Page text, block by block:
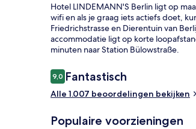
Hotel LINDEMANN'S Berlin ligt op
wifi en als je graag iets actiefs doet,
Friedrichstrasse en Dierentuin van
accommodatie ligt op korte
minuten naar Station Bülowstraße.
Beoordelingen
9,09,0 op 10 –
Fantastisch
Alle 1.007 beoordelingen bekijken
Populaire voorzieningen